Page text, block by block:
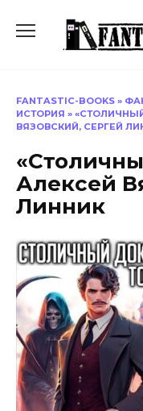
содержанию
FANTASTIC-BOOKS »
ИСТОРИЯ »
ВЯЗОВСКИЙ, СЕРГЕЙ
Алексей
Линник